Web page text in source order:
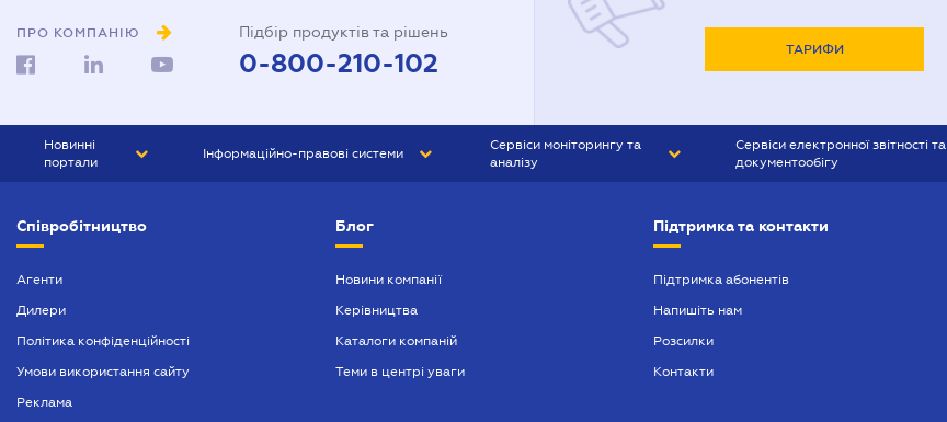
ПРО КОМПАНІЮ Підбір продуктів та рішень
0-800-210-102 ТАРИФИ
Новинні
портали
БІЗНЕС
Інформаційно-правові системи
БУХГАЛТЕР ПРОФ
Сервіси моніторингу та
аналізу
Сервіси електронної звітності та
документообігу
Співробітництво
Агенти
Дилери
Політика конфіденційності
Умови використання сайту
Реклама
Блог
Новини компанії
Керівництва
Каталоги компаній
Теми в центрі уваги
Підтримка та контакти
Підтримка абонентів
Напишіть нам
Розсилки
Контакти